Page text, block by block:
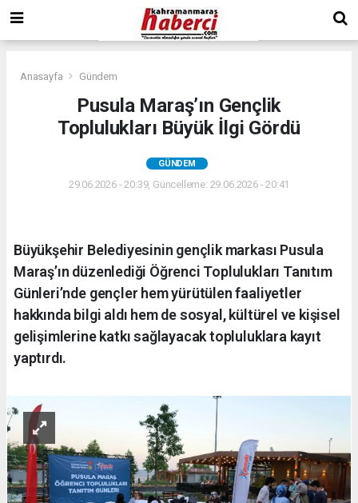
Anasayfa Gündem
Pusula Maraş’ın Gençlik
Toplulukları Büyük İlgi Gördü
GÜNDEM
29.06.2026 - 20:39, Güncelleme: 29.06.2026 - 20:41
Büyükşehir Belediyesinin gençlik markası Pusula
Maraş’ın düzenlediği Öğrenci Toplulukları Tanıtım
Günleri’nde gençler hem yürütülen faaliyetler
hakkında bilgi aldı hem de sosyal, kültürel ve kişisel
gelişimlerine katkı sağlayacak topluluklara kayıt
yaptırdı.